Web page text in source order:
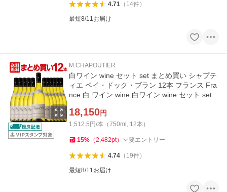
4.71（ 14件）
最短8/11お届け
M.CHAPOUTIER
白ワイン wine セット set まとめ買い シャプテ
ィエ ペイ・ドック・ブラン 12本 フランス Fra
nce 白 ワイン wine 白ワイン wine セット set
18,150円
1,512.5円/本（750ml, 12本）
15% （2,482pt） 要エントリー
4.74（ 19件）
最短8/11お届け